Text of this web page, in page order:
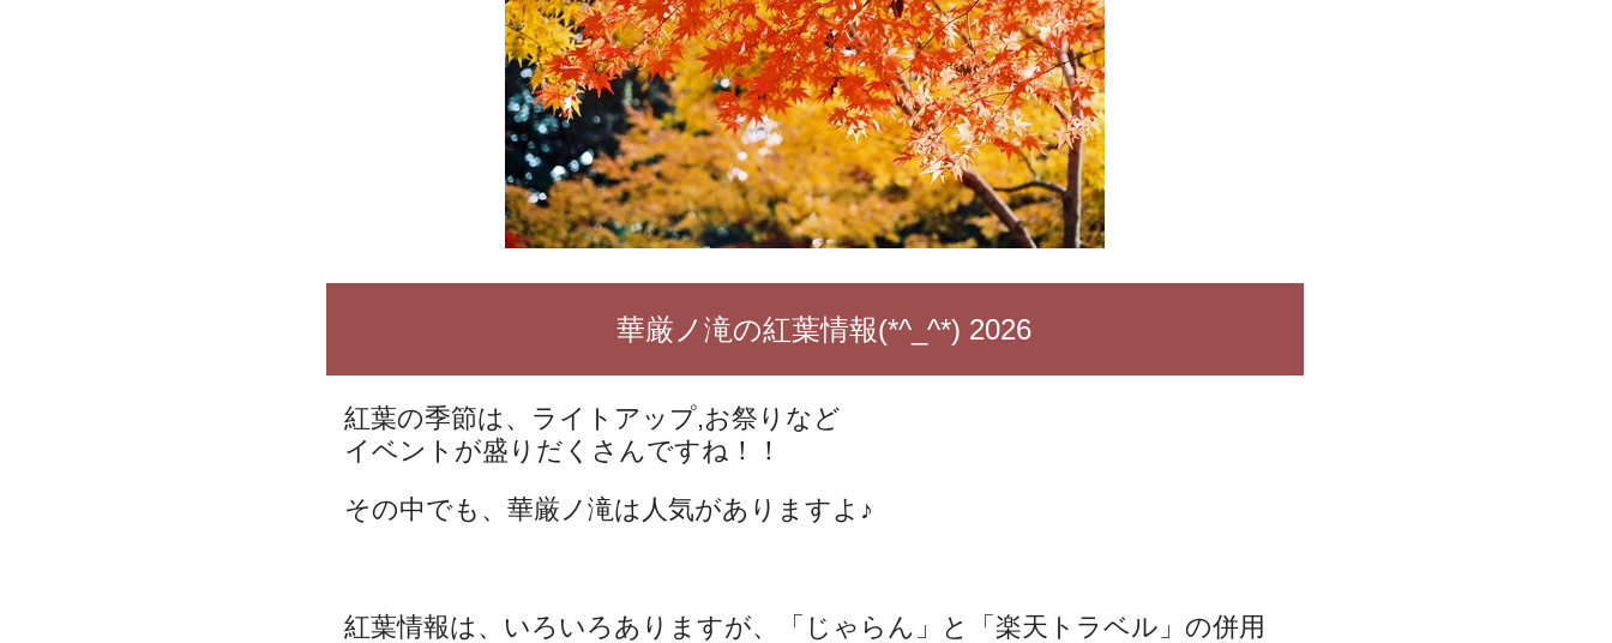
華厳ノ滝の紅葉情報(*^_^*) 2026
紅葉の季節は、ライトアップ,お祭りなど
イベントが盛りだくさんですね！！
その中でも、華厳ノ滝は人気がありますよ♪
紅葉情報は、いろいろありますが、「じゃらん」と「楽天トラベル」の併用